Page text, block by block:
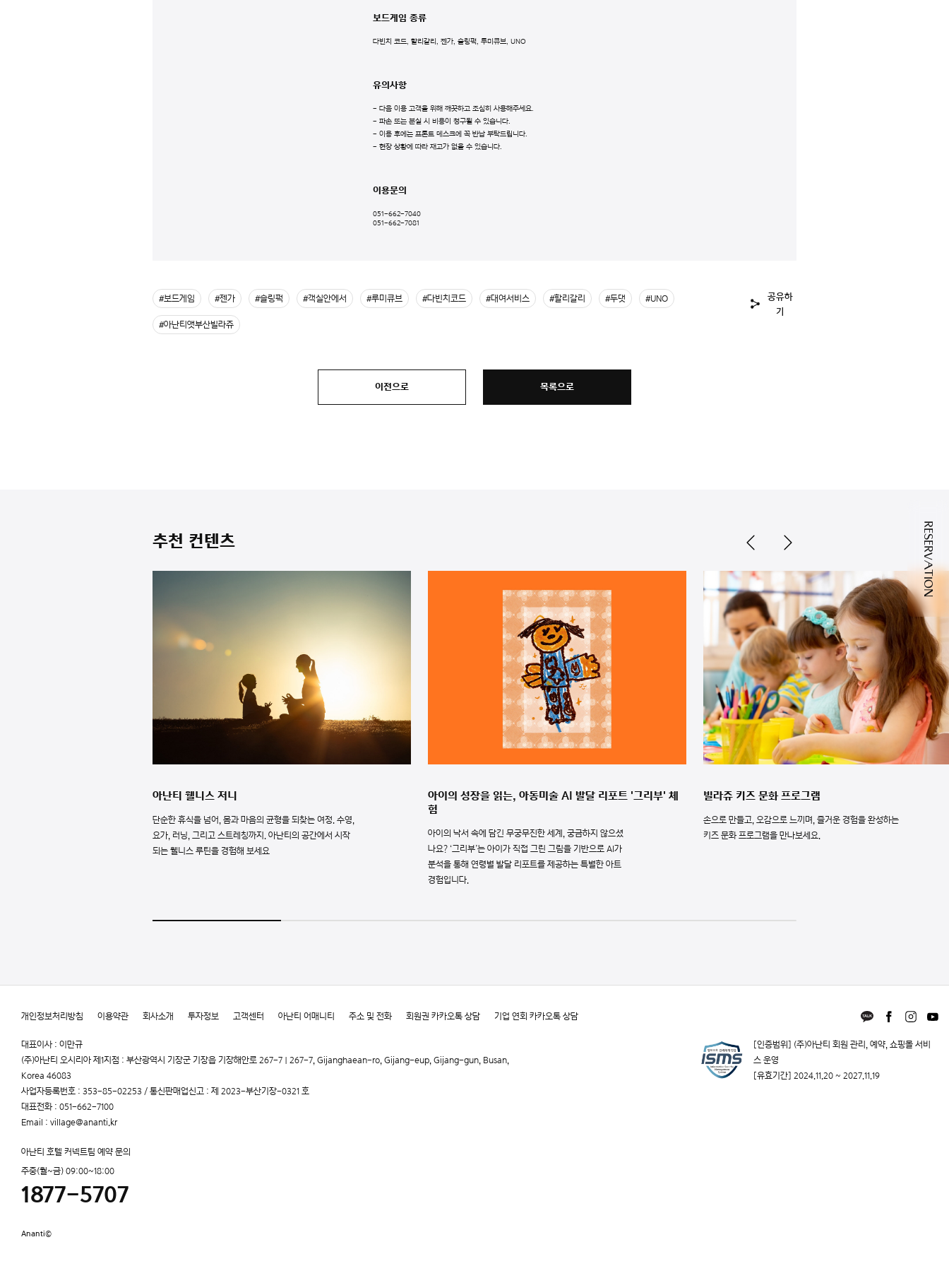
보드게임 종류
다빈치 코드, 할리갈리, 젠가, 슬링퍽, 루미큐브, UNO
유의사항
- 다음 이용 고객을 위해 깨끗하고 조심히 사용해주세요.
- 파손 또는 분실 시 비용이 청구될 수 있습니다.
- 이용 후에는 프론트 데스크에 꼭 반납 부탁드립니다.
- 현장 상황에 따라 재고가 없을 수 있습니다.
이용문의
051-662-7040
051-662-7081
#보드게임 #젠가 #슬링퍽 #객실안에서 #루미큐브 #다빈치코드 #대여서비스 #할리갈리 #두댓 #UNO
#아난티앳부산빌라쥬
공유하
기
이전으로 목록으로
추천 컨텐츠
아난티 웰니스 저니
단순한 휴식을 넘어, 몸과 마음의 균형을 되찾는 여정. 수영,
요가, 러닝, 그리고 스트레칭까지. 아난티의 공간에서 시작
되는 웰니스 루틴을 경험해 보세요
아이의 성장을 읽는, 아동미술 AI 발달 리포트 '그리부' 체
험
아이의 낙서 속에 담긴 무궁무진한 세계, 궁금하지 않으셨
나요? ‘그리부’는 아이가 직접 그린 그림을 기반으로 AI가
분석을 통해 연령별 발달 리포트를 제공하는 특별한 아트
경험입니다.
빌라쥬 키즈 문화 프로그램
손으로 만들고, 오감으로 느끼며, 즐거운 경험을 완성하는
키즈 문화 프로그램을 만나보세요.
개인정보처리방침 이용약관 회사소개 투자정보 고객센터 아난티 어매니티 주소 및 전화 회원권 카카오톡 상담 기업 연회 카카오톡 상담
대표이사 : 이만규
(주)아난티 오시리아 제1지점 : 부산광역시 기장군 기장읍 기장해안로 267-7 | 267-7, Gijanghaean-ro, Gijang-eup, Gijang-gun, Busan,
Korea 46083
사업자등록번호 : 353-85-02253 / 통신판매업신고 : 제 2023-부산기장-0321 호
대표전화 : 051-662-7100
Email : village@ananti.kr
아난티 호텔 커넥트팀 예약 문의
주중(월~금) 09:00~18:00
1877-5707
[인증범위] (주)아난티 회원 관리, 예약, 쇼핑몰 서비
스 운영
[유효기간] 2024.11.20 ~ 2027.11.19
Ananti©
RESERVATION